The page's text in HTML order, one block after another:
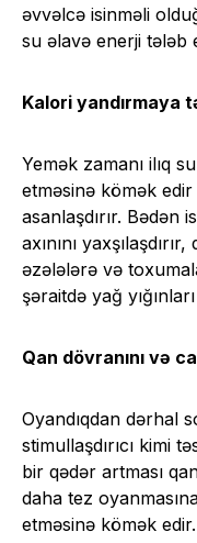
əvvəlcə isinməli
su əlavə enerji tələb
Kalori yandırmaya
Yemək zamanı ilıq
etməsinə kömək edir
asanlaşdırır. Bədən
axınını
əzələlərə və
şəraitdə yağ
Qan dövranını və
Oyandıqdan dərhal
stimullaşdırıcı kimi
bir qədər artması
daha tez
etməsinə kömək edir.